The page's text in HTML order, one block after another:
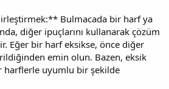
Bulmacada bir harf ya
diğer ipuçlarını kullanarak çözüm
Eğer bir harf eksikse, önce diğer
emin olun. Bazen, eksik
harflerle uyumlu bir şekilde